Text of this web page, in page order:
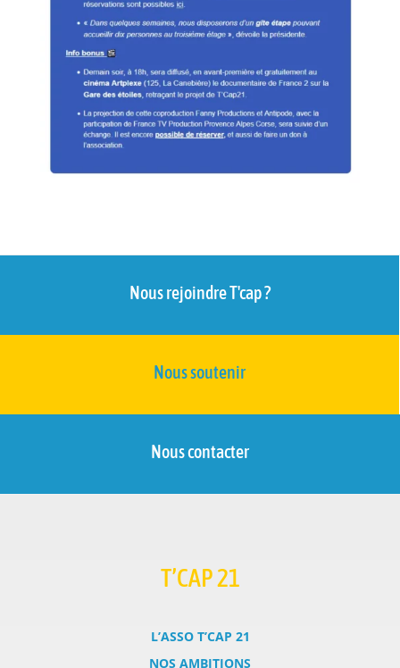
Nous rejoindre T'cap ?
Nous soutenir
Nous contacter
T’CAP 21
L’ASSO T’CAP 21
NOS AMBITIONS